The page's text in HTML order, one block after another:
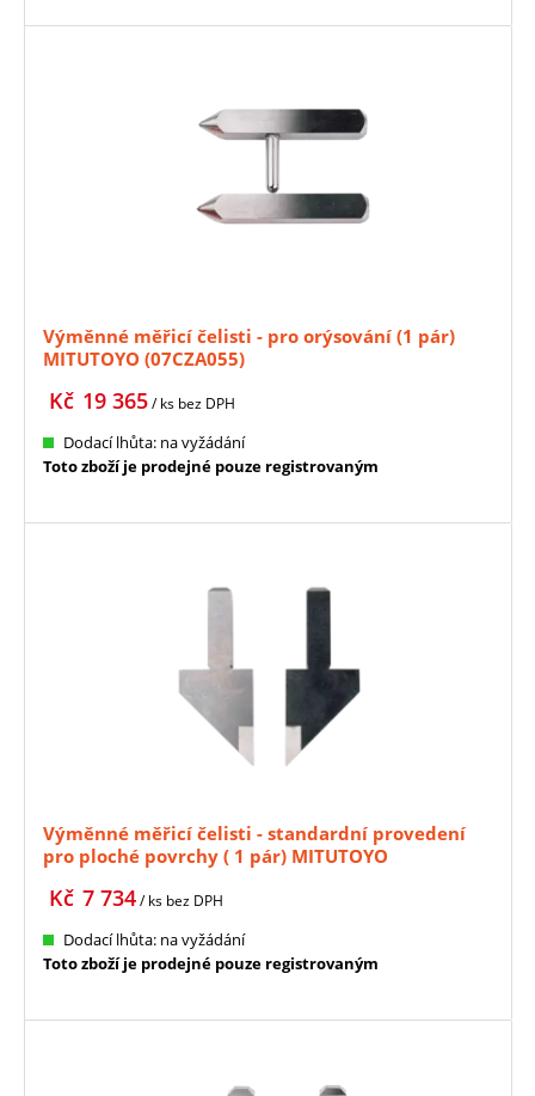
Výměnné měřicí čelisti - pro orýsování (1 pár)
MITUTOYO (07CZA055)
19 365
Kč / ks bez DPH
Dodací lhůta: na vyžádání
Toto zboží je prodejné pouze registrovaným
Výměnné měřicí čelisti - standardní provedení
pro ploché povrchy ( 1 pár) MITUTOYO
7 734
Kč / ks bez DPH
Dodací lhůta: na vyžádání
Toto zboží je prodejné pouze registrovaným